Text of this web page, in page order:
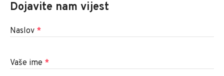
Dojavite nam vijest
Naslov *
Vaše ime *